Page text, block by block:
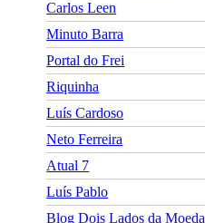
Carlos Leen
Minuto Barra
Portal do Frei
Riquinha
Luís Cardoso
Neto Ferreira
Atual 7
Luís Pablo
Blog Dois Lados da Moeda